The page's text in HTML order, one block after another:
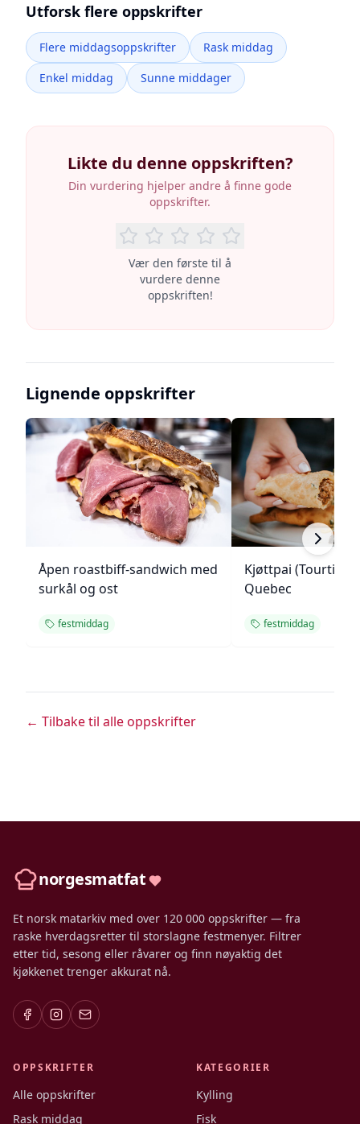
Utforsk flere oppskrifter
Flere middagsoppskrifter
Rask middag
Enkel middag
Sunne middager
Likte du denne oppskriften?
Din vurdering hjelper andre å finne gode
oppskrifter.
Vær den første til å
vurdere denne
oppskriften!
Lignende oppskrifter
Åpen roastbiff-sandwich med
surkål og ost
festmiddag
Kjøttpai
Quebec
festmiddag
← Tilbake til alle oppskrifter
norgesmatfat
Et norsk matarkiv med over 120 000 oppskrifter — fra
raske hverdagsretter til storslagne festmenyer. Filtrer
etter tid, sesong eller råvarer og finn nøyaktig det
kjøkkenet trenger akkurat nå.
OPPSKRIFTER
Alle oppskrifter
Rask middag
KATEGORIER
Kylling
Fisk